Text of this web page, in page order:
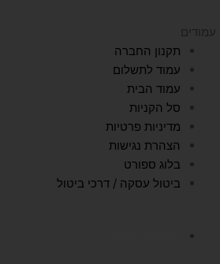
עמודים
תקנון החברה
עמוד לתשלום
עמוד הבית
סל הקניות
מדיניות פרטיות
הצהרת נגישות
בלוג ספורט
ביטול עסקה / דרכי ביטול